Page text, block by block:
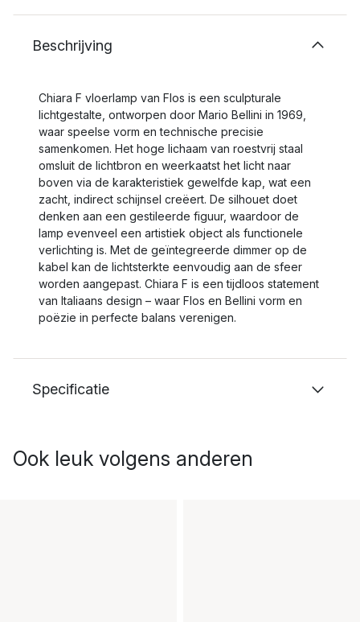
Beschrijving
Chiara F vloerlamp van Flos is een sculpturale
lichtgestalte, ontworpen door Mario Bellini in 1969,
waar speelse vorm en technische precisie
samenkomen. Het hoge lichaam van roestvrij staal
omsluit de lichtbron en weerkaatst het licht naar
boven via de karakteristiek gewelfde kap, wat een
zacht, indirect schijnsel creëert. De silhouet doet
denken aan een gestileerde figuur, waardoor de
lamp evenveel een artistiek object als functionele
verlichting is. Met de geïntegreerde dimmer op de
kabel kan de lichtsterkte eenvoudig aan de sfeer
worden aangepast. Chiara F is een tijdloos statement
van Italiaans design – waar Flos en Bellini vorm en
poëzie in perfecte balans verenigen.
Specificatie
Ook leuk volgens anderen